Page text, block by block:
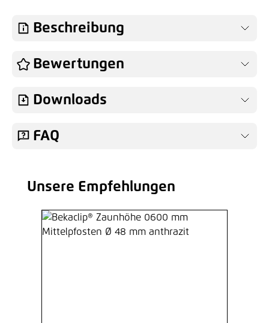
Beschreibung
Bewertungen
Downloads
FAQ
Produktgalerie überspringen
Unsere Empfehlungen